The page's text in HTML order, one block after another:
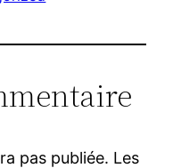
pas publiée. Les